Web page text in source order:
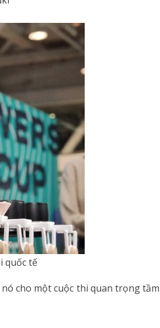
quốc tế
cho một cuộc thi quan trọng tầm